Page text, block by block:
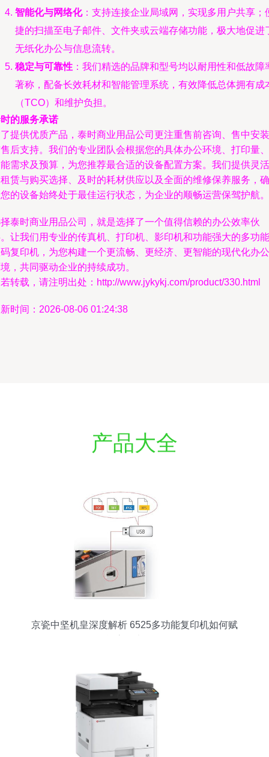
智能化与网络化：支持连接企业局域网，实现多用户共享；
捷的扫描至电子邮件、文件夹或云端存储功能，极大地促进
无纸化办公与信息流转。
稳定与可靠性 ：我们精选的品牌和型号均以耐用性和低故障
著称，配备长效耗材和智能管理系统，有效降低总体拥有成
（TCO）和维护负担。
的服务承诺
提供优质产品，泰时商业用品公司更注重售前咨询、售中安装
后支持。我们的专业团队会根据您的具体办公环境、打印量、
需求及预算，为您推荐最合适的设备配置方案。我们提供灵活
赁与购买选择、及时的耗材供应以及全面的维修保养服务，确
的设备始终处于最佳运行状态，为企业的顺畅运营保驾护航。
泰时商业用品公司，就是选择了一个值得信赖的办公效率伙
让我们用专业的传真机、打印机、影印机和功能强大的多功能
复印机，为您构建一个更流畅、更经济、更智能的现代化办公
，共同驱动企业的持续成功。
转载，请注明出处：http://www.jykykj.com/product/330.html
时间：2026-08-06 01:24:38
产品大全
京瓷中坚机皇深度解析 6525多功能复印机如何赋